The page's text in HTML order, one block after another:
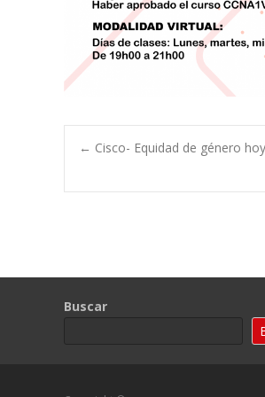
entradas
← Cisco- Equidad de género
Buscar